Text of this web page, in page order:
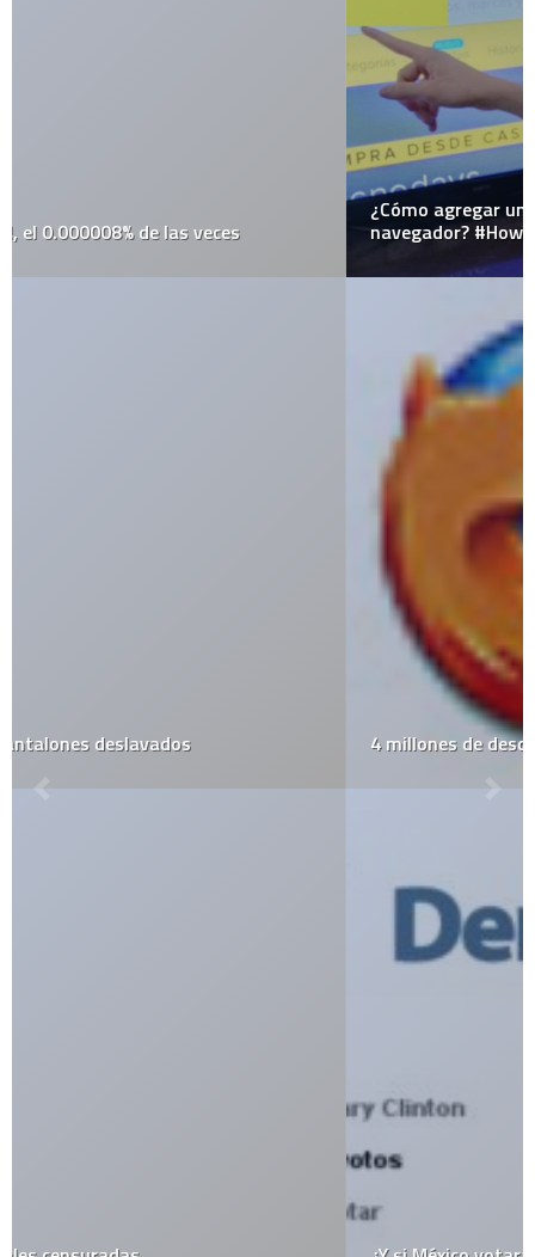
¿Cómo agregar un buscador personalizado en un
navegador? #HowTo #TechTips
4 millones de descargas de Firefox 3